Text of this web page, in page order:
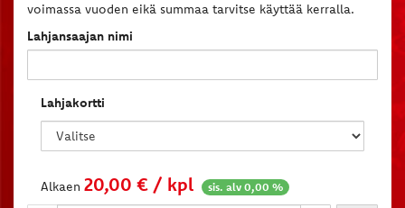
voimassa vuoden eikä summaa tarvitse käyttää kerralla.
Lahjansaajan nimi
Lahjakortti
Alkaen 20,00 € / kpl sis. alv 0,00 %